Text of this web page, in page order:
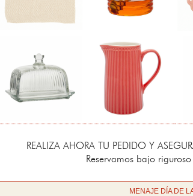
REALIZA AHORA TU PEDIDO Y
Reservamos bajo
MENAJE DÍA DE